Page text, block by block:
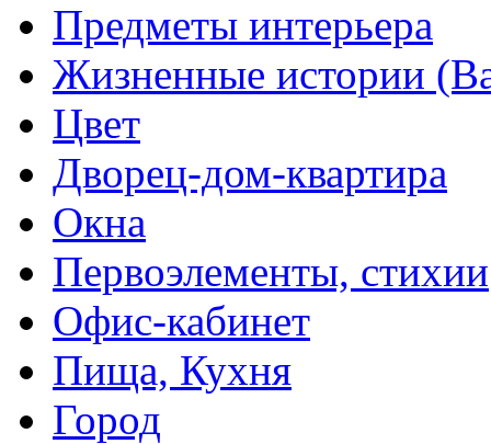
Предметы интерьера
Жизненные истории
Цвет
Дворец-дом-квартира
Окна
Первоэлементы, стихии
Офис-кабинет
Пища, Кухня
Город